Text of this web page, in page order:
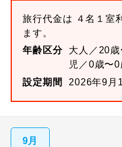
旅行代金は ４名１室
ます。
年齢区分
大人／20
児／0歳〜0
設定期間
2026年9月
9月